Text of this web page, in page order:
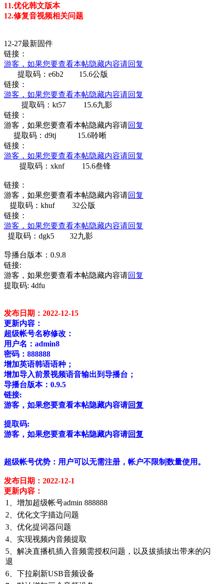
11.优化韩文版本
12.修复音视频相关问题
12-27最新固件
链接：
游客，如果您要查看本帖隐藏内容请回复
提取码：e6b2 15.6公版
链接：
游客，如果您要查看本帖隐藏内容请回复
提取码：kt57 15.6九影
链接：
游客，如果您要查看本帖隐藏内容请回复
提取码：d9tj 15.6聆晰
链接：
游客，如果您要查看本帖隐藏内容请回复
提取码：xknf 15.6叁锋
链接：
游客，如果您要查看本帖隐藏内容请回复
提取码：khuf 32公版
链接：
游客，如果您要查看本帖隐藏内容请回复
提取码：dgk5 32九影
导播台版本：0.9.8
链接:
游客，如果您要查看本帖隐藏内容请回复
提取码: 4dfu
发布日期：2022-12-15
更新内容：
超级帐号名称修改：
用户名：admin8
密码：888888
增加英语韩语语种；
增加导入前景视频语音输出到导播台；
导播台版本：0.9.5
链接:
游客，如果您要查看本帖隐藏内容请回复
提取码:
游客，如果您要查看本帖隐藏内容请回复
超级帐号优势：用户可以无需注册，帐户不限制数量使用。
发布日期：2022-12-1
更新内容：
1、增加超级帐号admin 888888
2、优化文字描边问题
3、优化提词器问题
4、实现视频内音频提取
5、解决直播机插入音频需授权问题，以及拔插拔出带来的闪
退
6、下拉刷新USB音频设备